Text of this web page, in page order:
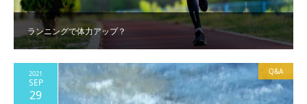
ランニングで体力アップ？
2021
SEP
29
Q&A